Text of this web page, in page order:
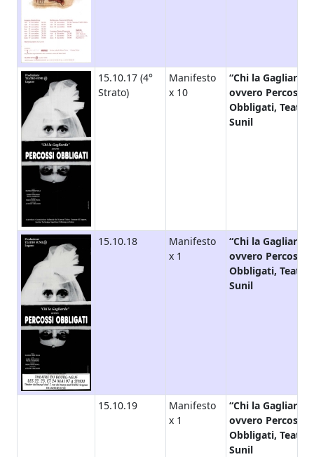
15.10.17 (4°
Strato)
Manifesto
x 10
“Chi la Gagliarda”
ovvero Percossi
Obbligati, Teatro
Sunil
15.10.18
Manifesto
x 1
“Chi la Gagliarda”
ovvero Percossi
Obbligati, Teatro
Sunil
15.10.19
Manifesto
x 1
“Chi la Gagliarda”
ovvero Percossi
Obbligati, Teatro
Sunil